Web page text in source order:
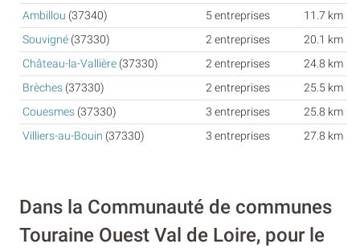
Ambillou (37340) 5 entreprises
11.7 km
Souvigné (37330) 2 entreprises
20.1 km
Château-la-Vallière (37330) 2 entreprises
24.8 km
Brèches (37330) 2 entreprises
25.5 km
Couesmes (37330) 3 entreprises
25.8 km
Villiers-au-Bouin (37330) 3 entreprises 27.8 km
Dans la Communauté de communes
Touraine Ouest Val de Loire, pour le